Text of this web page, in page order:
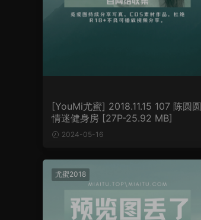
[YouMi尤蜜] 2018.11.15 107 陈圆圆
情迷健身房 [27P-25.92 MB]
2024-05-16
尤蜜2018